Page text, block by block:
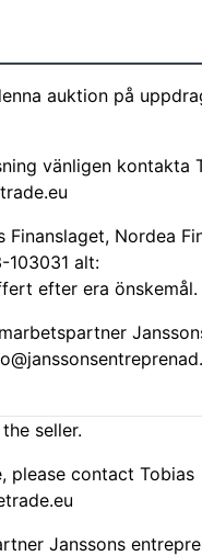
auktion på
vänligen kontakta
Nordea
103031 alt:
efter era önskemål.
seller.
please contact Tobias
Janssons